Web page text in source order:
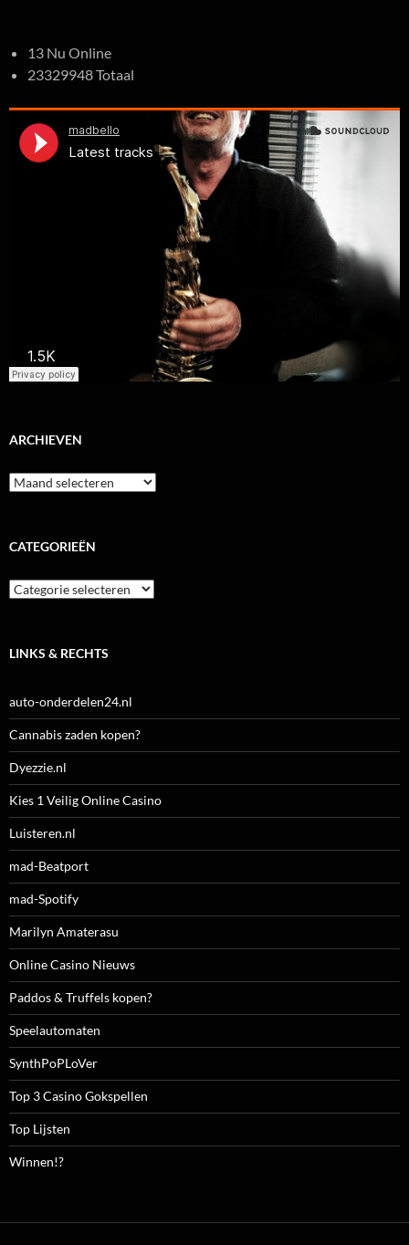
13 Nu Online
23329948 Totaal
ARCHIEVEN
Archieven
CATEGORIEËN
Categorieën
LINKS & RECHTS
auto-onderdelen24.nl
Cannabis zaden kopen?
Dyezzie.nl
Kies 1 Veilig Online Casino
Luisteren.nl
mad-Beatport
mad-Spotify
Marilyn Amaterasu
Online Casino Nieuws
Paddos & Truffels kopen?
Speelautomaten
SynthPoPLoVer
Top 3 Casino Gokspellen
Top Lijsten
Winnen!?